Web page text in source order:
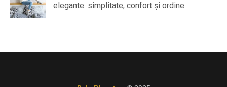
elegante: simplitate, confort și ordine